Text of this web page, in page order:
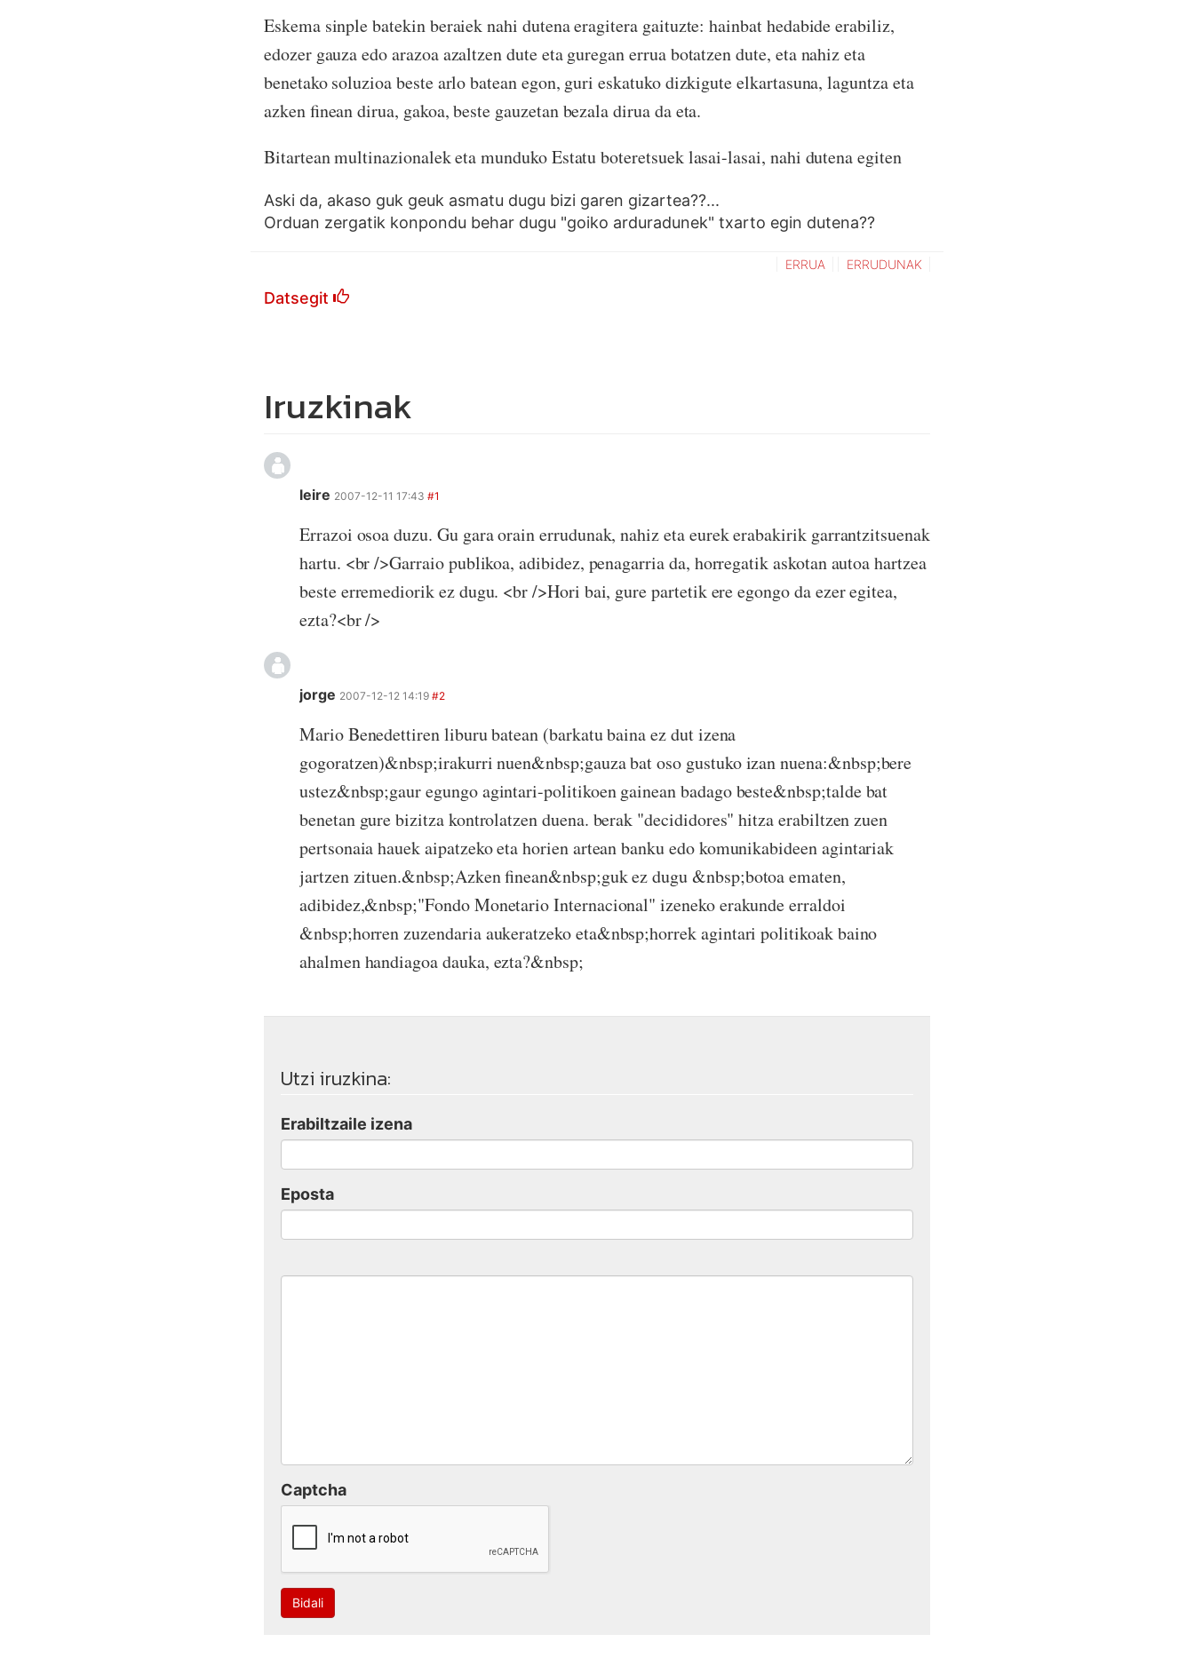
Eskema sinple batekin beraiek nahi dutena eragitera gaituzte: hainbat hedabide erabiliz,
edozer gauza edo arazoa azaltzen dute eta guregan errua botatzen dute, eta nahiz eta
benetako soluzioa beste arlo batean egon, guri eskatuko dizkigute elkartasuna, laguntza eta
azken finean dirua, gakoa, beste gauzetan bezala dirua da eta.
Bitartean multinazionalek eta munduko Estatu boteretsuek lasai-lasai, nahi dutena egiten
Aski da, akaso guk geuk asmatu dugu bizi garen gizartea??...
Orduan zergatik konpondu behar dugu "goiko arduradunek" txarto egin dutena??
Datsegit
ERRUA ERRUDUNAK
Iruzkinak
leire 2007-12-11 17:43 #1
Errazoi osoa duzu. Gu gara orain errudunak, nahiz eta eurek erabakirik garrantzitsuenak
hartu. <br />Garraio publikoa, adibidez, penagarria da, horregatik askotan autoa hartzea
beste erremediorik ez dugu. <br />Hori bai, gure partetik ere egongo da ezer egitea,
ezta?<br />
jorge 2007-12-12 14:19 #2
Mario Benedettiren liburu batean (barkatu baina ez dut izena
gogoratzen)&nbsp;irakurri nuen&nbsp;gauza bat oso gustuko izan nuena:&nbsp;bere
ustez&nbsp;gaur egungo agintari-politikoen gainean badago beste&nbsp;talde bat
benetan gure bizitza kontrolatzen duena. berak "decididores" hitza erabiltzen zuen
pertsonaia hauek aipatzeko eta horien artean banku edo komunikabideen agintariak
jartzen zituen.&nbsp;Azken finean&nbsp;guk ez dugu &nbsp;botoa ematen,
adibidez,&nbsp;"Fondo Monetario Internacional" izeneko erakunde erraldoi
&nbsp;horren zuzendaria aukeratzeko eta&nbsp;horrek agintari politikoak baino
ahalmen handiagoa dauka, ezta?&nbsp;
Utzi iruzkina:
Erabiltzaile izena
Eposta
Captcha
Bidali